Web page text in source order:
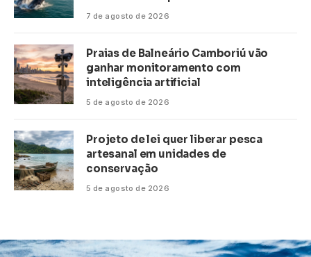
7 de agosto de 2026
Praias de Balneário Camboriú vão
ganhar monitoramento com
inteligência artificial
5 de agosto de 2026
Projeto de lei quer liberar pesca
artesanal em unidades de
conservação
5 de agosto de 2026